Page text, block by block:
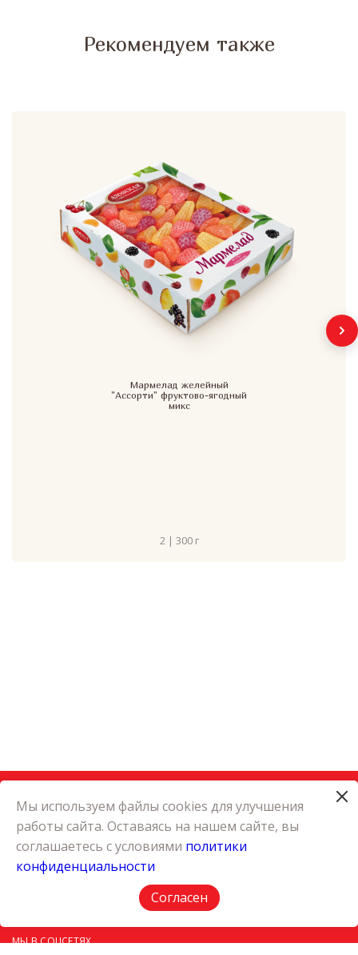
Рекомендуем также
Мармелад желейный
"Ассорти" фруктово-ягодный
микс
2 | 300 г
КАТАЛОГ
КАРЬЕРА
О КОМПАНИИ
ПОЛИТИКА КОНФИДЕНЦИАЛЬНОСТИ
МЫ В СОЦСЕТЯХ
Мы используем файлы cookies для улучшения
работы сайта. Оставаясь на нашем сайте, вы
соглашаетесь с условиями политики
конфиденциальности
Согласен